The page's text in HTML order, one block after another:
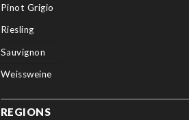
Pinot Grigio
Riesling
Sauvignon
Weissweine
REGIONS